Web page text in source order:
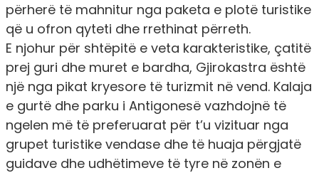
përherë të mahnitur nga paketa e plotë turistike
që u ofron qyteti dhe rrethinat përreth.
E njohur për shtëpitë e veta karakteristike, çatitë
prej guri dhe muret e bardha, Gjirokastra është
një nga pikat kryesore të turizmit në vend. Kalaja
e gurtë dhe parku i Antigonesë vazhdojnë të
ngelen më të preferuarat për t’u vizituar nga
grupet turistike vendase dhe të huaja përgjatë
guidave dhe udhëtimeve të tyre në zonën e